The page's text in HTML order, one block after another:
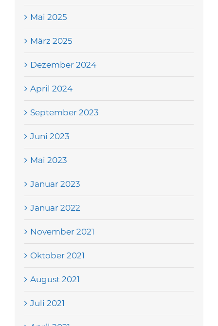
Mai 2025
März 2025
Dezember 2024
April 2024
September 2023
Juni 2023
Mai 2023
Januar 2023
Januar 2022
November 2021
Oktober 2021
August 2021
Juli 2021